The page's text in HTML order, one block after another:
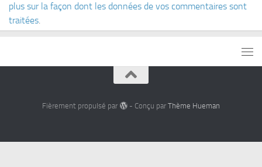
plus sur la façon dont les données de vos commentaires sont
traitées.
Fièrement propulsé par - Conçu par Thème Hueman